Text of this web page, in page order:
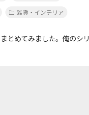
雑貨・インテリア
とめてみました。俺のシリ